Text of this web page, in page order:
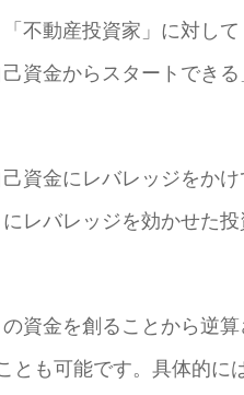
不動産投資家」に対し
資金からスタートでき
資金にレバレッジをか
レバレッジを効かせた
資金を創ることから逆
とも可能です。具体的に